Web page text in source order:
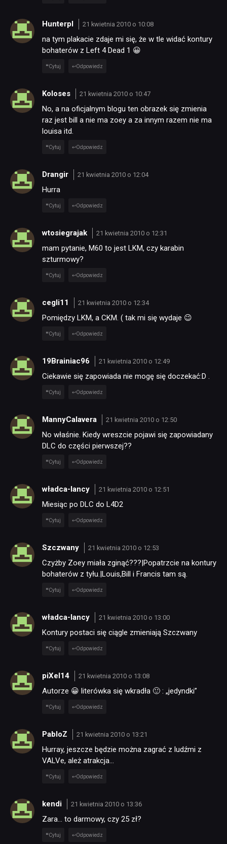
NEWSY
PUBLICYSTYKA
KULTURA
RETRO
DYSKUSJE
JUŻ GRALIŚMY
SKLEP
Hunterpl 21 kwietnia 2010 o 10:08
na tym plakacie zdaje mi się, że w tle widać kontury
bohaterów z Left 4 Dead 1 😀
Cytuj Odpowiedz
Koloses 21 kwietnia 2010 o 10:47
No, a na oficjalnym blogu ten obrazek się zmienia
raz jest bill a nie ma zoey a za innym razem nie ma
louisa itd.
Cytuj Odpowiedz
Drangir 21 kwietnia 2010 o 12:04
Hurra
Cytuj Odpowiedz
wtosiegrajak 21 kwietnia 2010 o 12:31
mam pytanie, M60 to jest LKM, czy karabin
szturmowy?
Cytuj Odpowiedz
cegli11 21 kwietnia 2010 o 12:34
Pomiędzy LKM, a CKM. ( tak mi się wydaje 😉
Cytuj Odpowiedz
19Brainiac96 21 kwietnia 2010 o 12:49
Ciekawie się zapowiada nie mogę się doczekać:D .
Cytuj Odpowiedz
MannyCalavera 21 kwietnia 2010 o 12:50
No właśnie. Kiedy wreszcie pojawi się zapowiadany
DLC do części pierwszej??
Cytuj Odpowiedz
władca-lancy 21 kwietnia 2010 o 12:51
Miesiąc po DLC do L4D2
Cytuj Odpowiedz
Szczwany 21 kwietnia 2010 o 12:53
Czyżby Zoey miała zginąć???|Popatrzcie na kontury
bohaterów z tyłu.|Louis,Bill i Francis tam są.
Cytuj Odpowiedz
władca-lancy 21 kwietnia 2010 o 13:00
Kontury postaci się ciągle zmieniają Szczwany
Cytuj Odpowiedz
piXel14 21 kwietnia 2010 o 13:08
Autorze 😀 literówka się wkradła 🙂 : „jedyndki”
Cytuj Odpowiedz
PabloZ 21 kwietnia 2010 o 13:21
Hurray, jeszcze będzie można zagrać z ludźmi z
VALVe, ależ atrakcja…
Cytuj Odpowiedz
kendi 21 kwietnia 2010 o 13:36
Zara… to darmowy, czy 25 zł?
Cytuj Odpowiedz